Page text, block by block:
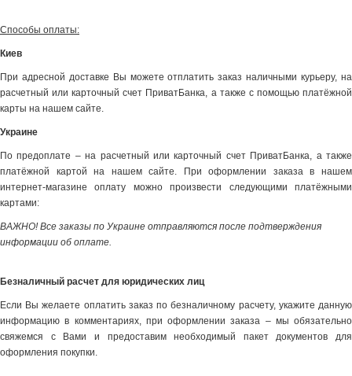
Способы оплаты:
Киев
При адресной доставке Вы можете отплатить заказ наличными курьеру, на
расчетный или карточный счет ПриватБанка, а также с помощью платёжной
карты на нашем сайте.
Украине
По предоплате – на расчетный или карточный счет ПриватБанка, а также
платёжной картой на нашем сайте. При оформлении заказа в нашем
интернет-магазине оплату можно произвести следующими платёжными
картами:
ВАЖНО! Все заказы по Украине отправляются после подтверждения
информации об оплате.
Безналичный расчет для юридических лиц
Если Вы желаете оплатить заказ по безналичному расчету, укажите данную
информацию в комментариях, при оформлении заказа – мы обязательно
свяжемся с Вами и предоставим необходимый пакет документов для
оформления покупки.